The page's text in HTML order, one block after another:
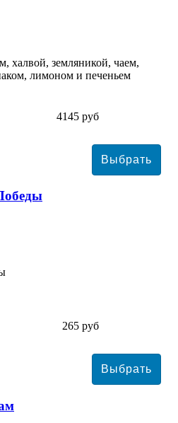
халвой, земляникой, чаем,
лимоном и печеньем
4145 руб
265 руб